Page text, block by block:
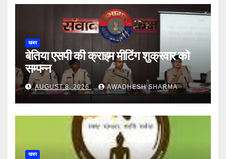
खबर
बेतिया एसपी की क्राइम मीटिंग शुक्रवार को
सम्पन्न
AUGUST 8, 2026 AWADHESH SHARMA
खबर